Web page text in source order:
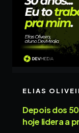
ELIAS
Depois dos
hoje lidera a